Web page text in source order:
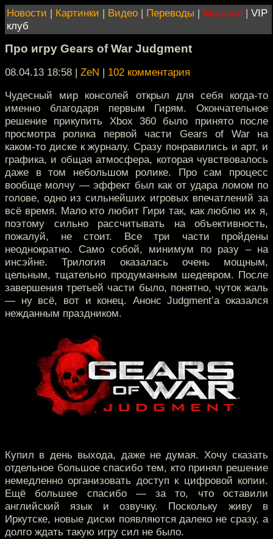
Новости | Картинки | Видео | Переводы | Магазин | VIP
клуб
Про игру Gears of War Judgment
08.04.13 18:58 | ZeN | 102 комментария
Чудесный мир консолей открыл для себя когда-то
именно благодаря первым Гирям. Окончательное
решение прикупить Xbox 360 было принято после
просмотра ролика первой части Gears of War на
каком-то диске к журналу. Сразу понравились и арт, и
графика, и общая атмосфера, которая чувствовалось
даже в том небольшом ролике. Про сам процесс
вообще молчу — эффект был как от удара ломом по
голове, одно из сильнейших игровых впечатлений за
всё время. Мало кто любит Гири так, как люблю их я,
поэтому сильно рассчитывать на объективность,
пожалуй, не стоит. Все три части пройдены
неоднократно. Само собой, минимум по разу – на
инсэйне. Трилогия оказалась очень мощным,
цельным, тщательно продуманным шедевром. После
завершения третьей части было, понятно, чуток жаль
— ну всё, вот и конец. Анонс Judgment’а оказался
нежданным праздником.
Купил в день выхода, даже не думая. Хочу сказать
отдельное большое спасибо тем, кто принял решение
немедленно организовать доступ к цифровой копии.
Ещё большее спасибо — за то, что оставили
английский язык и озвучку. Поскольку живу в
Иркутске, новые диски появляются далеко не сразу, а
долго ждать такую игру сил не было.